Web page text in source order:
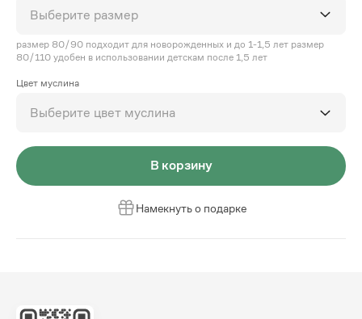
Выберите размер
размер 80/90 подходит для новорожденных и до 1-1,5 лет размер
80/110 удобен в использовании детскам после 1,5 лет
Цвет муслина
Выберите цвет муслина
В корзину
Намекнуть о подарке